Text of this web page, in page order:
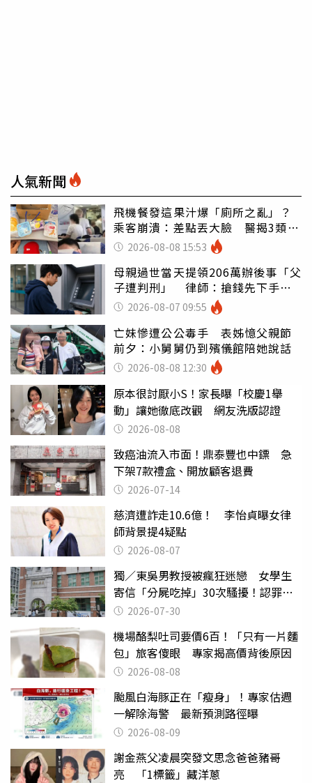
人氣新聞
飛機餐發這果汁爆「廁所之亂」？
乘客崩潰：差點丟大臉 醫揭3類人
別亂喝
2026-08-08 15:53
母親過世當天提領206萬辦後事「父
子遭判刑」 律師：搶錢先下手是
罪 2026-08-07 09:55
亡妹慘遭公公毒手 表姊憶父親節
前夕：小舅舅仍到殯儀館陪她說話
2026-08-08 12:30
原本很討厭小S！家長曝「校慶1舉
動」讓她徹底改觀 網友洗版認證
2026-08-08
致癌油流入市面！鼎泰豐也中鏢 急
下架7款禮盒、開放顧客退費
2026-07-14
慈濟遭詐走10.6億！ 李怡貞曝女律
師背景提4疑點
2026-08-07
獨／東吳男教授被瘋狂迷戀 女學生
寄信「分屍吃掉」30次騷擾！認罪免
關 2026-07-30
機場酪梨吐司要價6百！「只有一片麵
包」旅客傻眼 專家揭高價背後原因
2026-08-08
颱風白海豚正在「瘦身」！專家估週
一解除海警 最新預測路徑曝
2026-08-09
謝金燕父凌晨突發文思念爸爸豬哥
亮 「1標籤」藏洋蔥